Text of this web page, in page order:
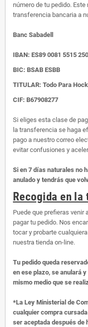
número de tu pedido.
transferencia bancaria a
Banc Sabadell
IBAN: ES89 0081 5515
BIC: BSAB ESBB
TITULAR: Todo Para
CIF: B67908277
Si eliges esta clase de
la transferencia se haga
pago a nuestro correo
evitar confusiones y
Si en 7 días naturales no
anulado y tendrás que
Recogida en la
Puede que prefieras venir
pagar tu pedido. Nos
tocar y probarte
nuestra tienda on-line.
Tu pedido queda
en ese plazo, se anulará
mismo medio que se
*La Ley Ministerial de
cualquier compra
ser aceptada después de